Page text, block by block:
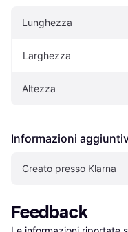
Lunghezza
Larghezza
Altezza
Informazioni
Creato presso Klarna
Feedback